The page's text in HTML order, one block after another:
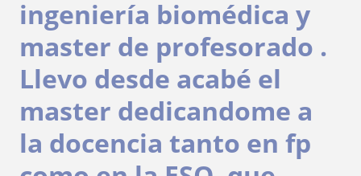
ingeniería biomédica y
master de profesorado .
Llevo desde acabé el
master dedicandome a
la docencia tanto en fp